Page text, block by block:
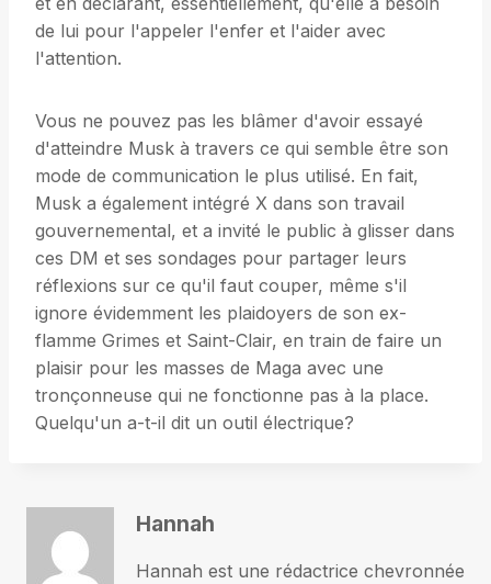
de lui pour l'appeler l'enfer et l'aider avec
l'attention.
Vous ne pouvez pas les blâmer d'avoir essayé
d'atteindre Musk à travers ce qui semble être son
mode de communication le plus utilisé. En fait,
Musk a également intégré X dans son travail
gouvernemental, et a invité le public à glisser dans
ces DM et ses sondages pour partager leurs
réflexions sur ce qu'il faut couper, même s'il
ignore évidemment les plaidoyers de son ex-
flamme Grimes et Saint-Clair, en train de faire un
plaisir pour les masses de Maga avec une
tronçonneuse qui ne fonctionne pas à la place.
Quelqu'un a-t-il dit un outil électrique?
Hannah
Hannah est une rédactrice chevronnée